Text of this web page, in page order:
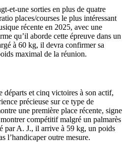
et-une sorties en plus de quatre
places/courses le plus intéressant
récente en 2025, avec une
qu’il aborde cette épreuve dans un
à 60 kg, il devra confirmer sa
maximal de la réunion.
départs et cinq victoires à son actif,
précieuse sur ce type de
une première place récente, signe
compétitif malgré un palmarès
par A. J., il arrive à 59 kg, un poids
l’handicaper outre mesure.